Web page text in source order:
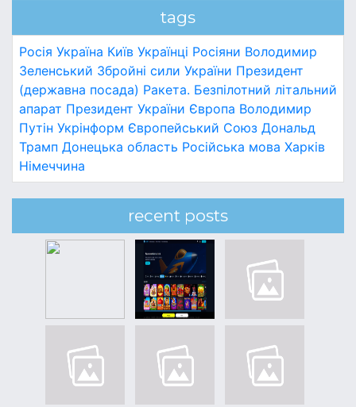
tags
Росія Україна Київ Українці Росіяни Володимир
Зеленський Збройні сили України Президент
(державна посада) Ракета. Безпілотний літальний
апарат Президент України Європа Володимир
Путін Укрінформ Європейський Союз Дональд
Трамп Донецька область Російська мова Харків
Німеччина
recent posts